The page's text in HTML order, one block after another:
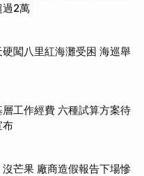
過2萬
闖八里紅海灘受困 海巡舉
工作經費 六種試算方案待
布
沒芒果 廠商造假報告下場慘